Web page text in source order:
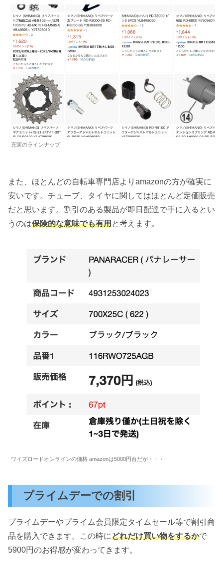
充実のラインナップ
また、ほとんどの自転車専門店よりamazonの方が確実に
安いです。チューブ、タイヤに関してはほとんど定価販売
だと思います。割引のある製品が即日配達で手に入るとい
うのは保険的な意味でも有用と考えます。
ワイズロードオンラインの価格 amazonは5000円台だが・・・
プライムデーでの割引
プライムデーやプライム会員限定タイムセール等で割引商
品を購入できます。この時にどれだけ買い物をするかで
5900円のお得感が変わってきます。